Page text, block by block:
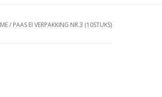
/ PAAS EI VERPAKKING NR.3 (10STUKS)